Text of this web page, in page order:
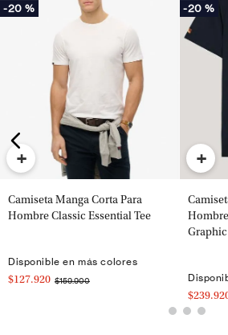
-20 %
+
Camiseta Manga Corta Para
Hombre Classic Essential Tee
Disponible en más colores
$127.920 $159.900
-20 %
+
Graphic